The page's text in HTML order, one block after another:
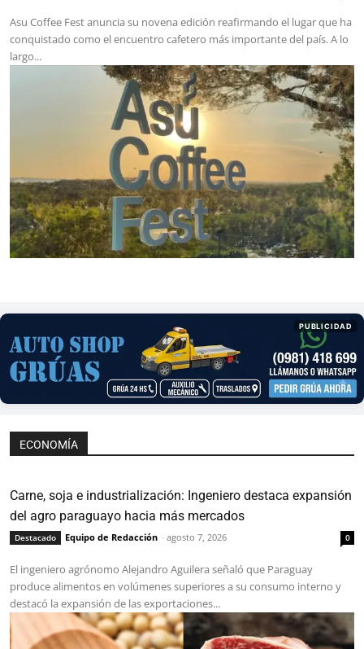
Asu Coffee Fest anuncia su novena edición reafirmando el lugar que ha
conquistado como el encuentro cafetero más importante del país. A lo
largo...
PUBLICIDAD
ECONOMÍA
Carne, soja e industrialización: Ingeniero destaca expansión
del agro paraguayo hacia más mercados
Destacado Equipo de Redacción - agosto 7, 2026 0
El ingeniero agrónomo Alejandro Aguilera señaló que Paraguay
produce alimentos en volúmenes superiores a su consumo interno y
destacó la expansión de las exportaciones...